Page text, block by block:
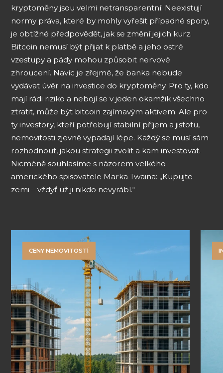
kryptoměny jsou velmi netransparentní. Neexistují
normy práva, které by mohly vyřešit případné spory,
je obtížné předpovědět, jak se změní jejich kurz.
Bitcoin nemusí být přijat k platbě a jeho ostré
vzestupy a pády mohou způsobit nervové
zhroucení. Navíc je zřejmé, že banka nebude
vydávat úvěr na investice do kryptoměny. Pro ty, kdo
mají rádi riziko a nebojí se v jeden okamžik všechno
ztratit, může být bitcoin zajímavým aktivem. Ale pro
ty investory, kteří potřebují stabilní příjem a jistotu,
nemovitosti zjevně vypadají lépe. Každý se musí sám
rozhodnout, jakou strategii zvolit a kam investovat.
Nicméně souhlasíme s názorem velkého
amerického spisovatele Marka Twaina: „Kupujte
zemi – vždyť už ji nikdo nevyrábí.“
CENY NEMOVITOSTÍ